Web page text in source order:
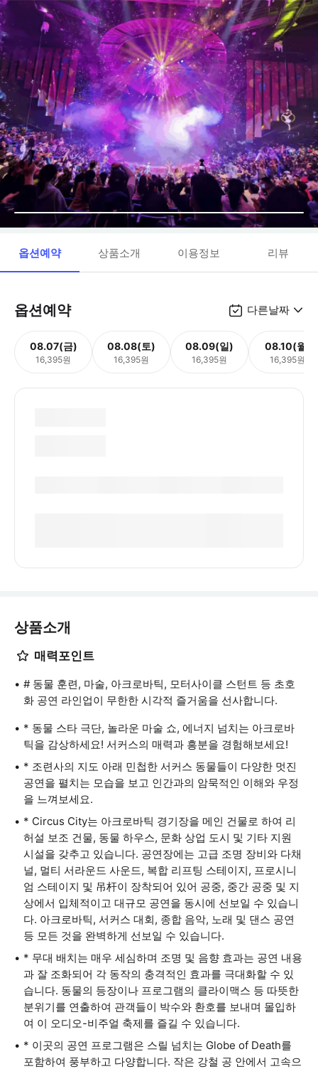
옵션예약 상품소개 이용정보 리뷰
옵션예약 다른날짜
08.07(금)
16,395원
08.08(토)
16,395원
08.09(일)
16,395원
08.10(월)
16,395원
상품소개
매력포인트
# 동물 훈련, 마술, 아크로바틱, 모터사이클 스턴트 등 초호
화 공연 라인업이 무한한 시각적 즐거움을 선사합니다.
* 동물 스타 극단, 놀라운 마술 쇼, 에너지 넘치는 아크로바
틱을 감상하세요! 서커스의 매력과 흥분을 경험해보세요!
* 조련사의 지도 아래 민첩한 서커스 동물들이 다양한 멋진
공연을 펼치는 모습을 보고 인간과의 암묵적인 이해와 우정
을 느껴보세요.
* Circus City는 아크로바틱 경기장을 메인 건물로 하여 리
허설 보조 건물, 동물 하우스, 문화 상업 도시 및 기타 지원
시설을 갖추고 있습니다. 공연장에는 고급 조명 장비와 다채
널, 멀티 서라운드 사운드, 복합 리프팅 스테이지, 프로시니
엄 스테이지 및 吊杆이 장착되어 있어 공중, 중간 공중 및 지
상에서 입체적이고 대규모 공연을 동시에 선보일 수 있습니
다. 아크로바틱, 서커스 대회, 종합 음악, 노래 및 댄스 공연
등 모든 것을 완벽하게 선보일 수 있습니다.
* 무대 배치는 매우 세심하며 조명 및 음향 효과는 공연 내용
과 잘 조화되어 각 동작의 충격적인 효과를 극대화할 수 있
습니다. 동물의 등장이나 프로그램의 클라이맥스 등 따뜻한
분위기를 연출하여 관객들이 박수와 환호를 보내며 몰입하
여 이 오디오-비주얼 축제를 즐길 수 있습니다.
* 이곳의 공연 프로그램은 스릴 넘치는 Globe of Death를
포함하여 풍부하고 다양합니다. 작은 강철 공 안에서 고속으